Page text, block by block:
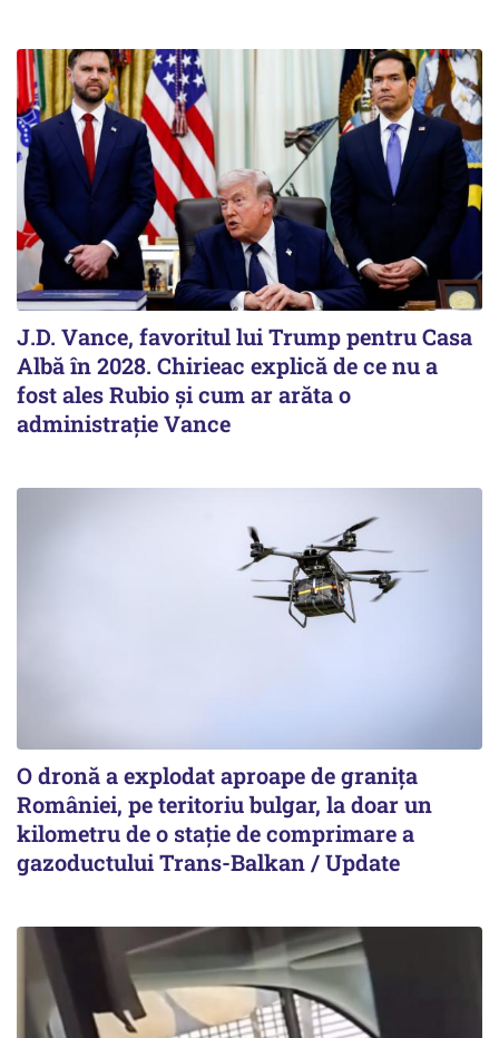
J.D. Vance, favoritul lui Trump pentru Casa
Albă în 2028. Chirieac explică de ce nu a
fost ales Rubio și cum ar arăta o
administrație Vance
O dronă a explodat aproape de granița
României, pe teritoriu bulgar, la doar un
kilometru de o stație de comprimare a
gazoductului Trans-Balkan / Update